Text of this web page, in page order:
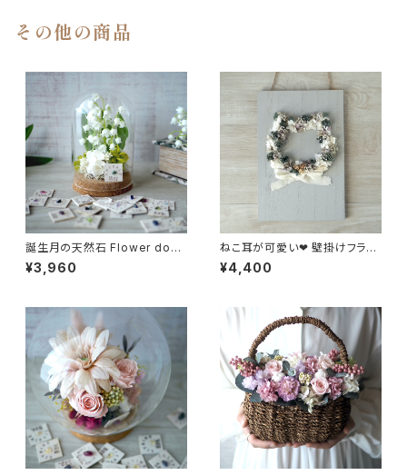
その他の商品
誕生月の天然石 Flower dom
e -すずらん-
¥3,960
ねこ耳が可愛い❤︎ 壁掛けフラワ
ーリース
¥4,400